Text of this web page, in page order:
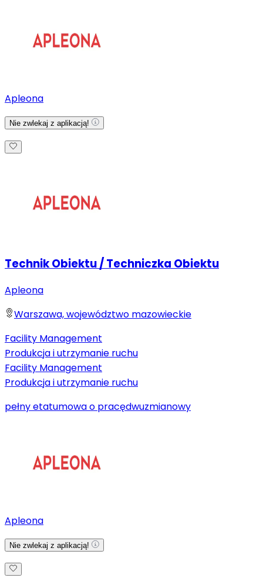
Apleona
Nie zwlekaj z aplikacją!
Technik Obiektu / Techniczka Obiektu
Apleona
Warszawa, województwo mazowieckie
Facility Management
Produkcja i utrzymanie ruchu
Facility Management
Produkcja i utrzymanie ruchu
pełny etatumowa o pracędwuzmianowy
Apleona
Nie zwlekaj z aplikacją!